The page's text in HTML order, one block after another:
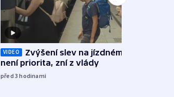
VIDEO
Zvýšení slev na jízdném teď
není priorita, zní z vlády
před 3hodinami